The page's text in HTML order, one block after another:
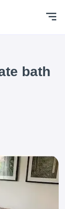
bath